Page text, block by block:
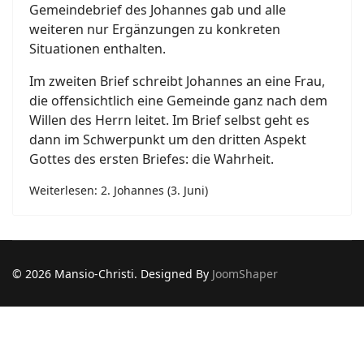
Gemeindebrief des Johannes gab und alle
weiteren nur Ergänzungen zu konkreten
Situationen enthalten.
Im zweiten Brief schreibt Johannes an eine Frau,
die offensichtlich eine Gemeinde ganz nach dem
Willen des Herrn leitet. Im Brief selbst geht es
dann im Schwerpunkt um den dritten Aspekt
Gottes des ersten Briefes: die Wahrheit.
Weiterlesen: 2. Johannes (3. Juni)
© 2026 Mansio-Christi. Designed By JoomShaper